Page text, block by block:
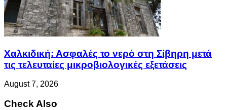
Χαλκιδική: Ασφαλές το νερό στη Σίβηρη μετά
τις τελευταίες μικροβιολογικές εξετάσεις
August 7, 2026
Check Also